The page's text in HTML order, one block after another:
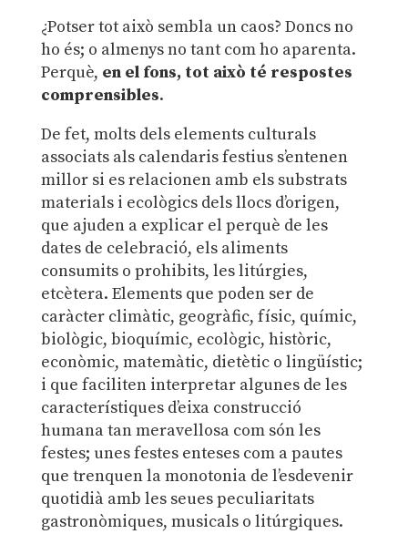
¿Potser tot això sembla un caos? Doncs no
ho és; o almenys no tant com ho aparenta.
Perquè, en el fons, tot això té respostes
comprensibles.
De fet, molts dels elements culturals
associats als calendaris festius s’entenen
millor si es relacionen amb els substrats
materials i ecològics dels llocs d’origen,
que ajuden a explicar el perquè de les
dates de celebració, els aliments
consumits o prohibits, les litúrgies,
etcètera. Elements que poden ser de
caràcter climàtic, geogràfic, físic, químic,
biològic, bioquímic, ecològic, històric,
econòmic, matemàtic, dietètic o lingüístic;
i que faciliten interpretar algunes de les
característiques d’eixa construcció
humana tan meravellosa com són les
festes; unes festes enteses com a pautes
que trenquen la monotonia de l’esdevenir
quotidià amb les seues peculiaritats
gastronòmiques, musicals o litúrgiques.